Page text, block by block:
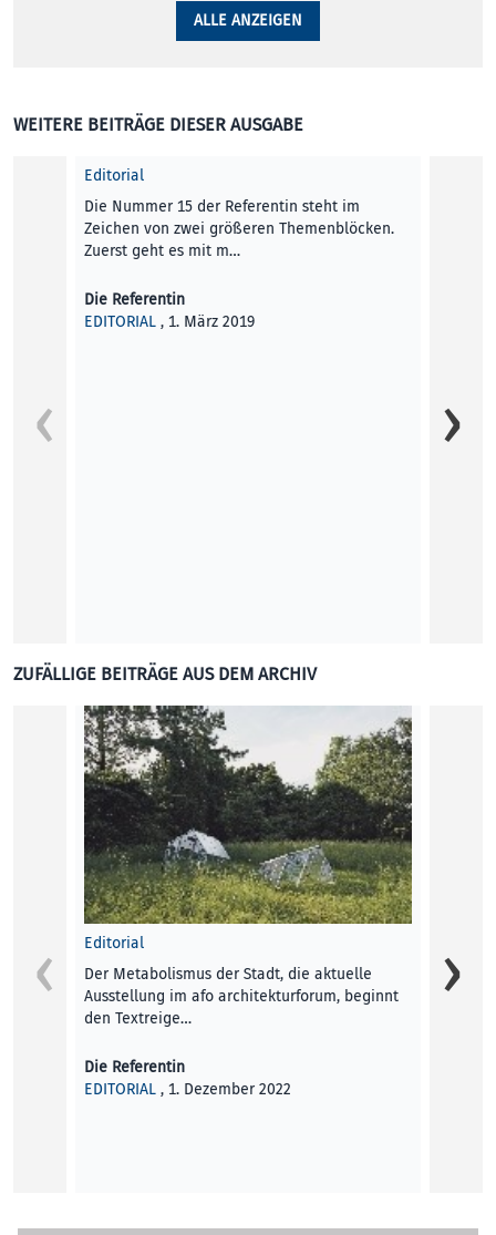
ALLE ANZEIGEN
WEITERE BEITRÄGE DIESER AUSGABE
Editorial
Die Nummer 15 der Referentin steht im
Zeichen von zwei größeren Themenblöcken.
Zuerst geht es mit m…
Die Referentin
EDITORIAL , 1. März 2019
ZUFÄLLIGE BEITRÄGE AUS DEM ARCHIV
Editorial
Der Metabolismus der Stadt, die aktuelle
Ausstellung im afo architekturforum, beginnt
den Textreige…
Die Referentin
EDITORIAL , 1. Dezember 2022
neuen